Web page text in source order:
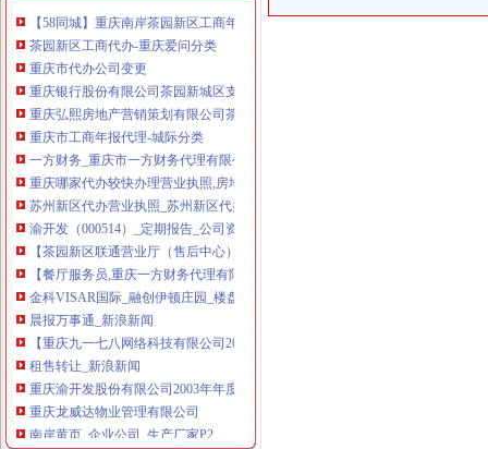
茶园新区工商代办-重庆爱问分类
重庆市代办公司变更
重庆银行股份有限公司茶园新城区支行
重庆弘熙房地产营销策划有限公司茶园新区金科世界城分公司
重庆市工商年报代理-城际分类
一方财务_重庆市一方财务代理有限公司新招聘信息-汇博网
重庆哪家代办较快办理营业执照,房地产开发资质验资-重庆58同城
苏州新区代办营业执照_苏州新区代办营业执照厂家批发-虎易网
渝开发（000514）_定期报告_公司资料_新浪财经
【茶园新区联通营业厅（售后中心）招合作伙伴】-代理加盟-重庆赶集网
【餐厅服务员,重庆一方财务代理有限公司招聘】-重庆赶集网
金科VISAR国际_融创伊顿庄园_楼盘对比分析-重庆乐居
晨报万事通_新浪新闻
【重庆九一七八网络科技有限公司2018新招聘信息】_聘网
租售转让_新浪新闻
重庆渝开发股份有限公司2003年年度报告（2004-03-18）_渝开发（
重庆龙威达物业管理有限公司
南岸黄页_企业公司_生产厂家P2
重庆渝开发股份有限公司2003年年度报告_渝开发（000514）_公告正